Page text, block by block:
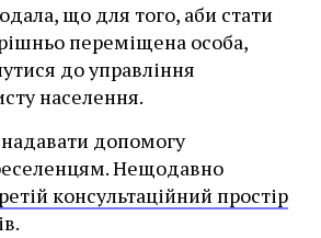
що для того, аби стати
переміщена особа,
до управління
населення.
допомогу
Нещодавно
консультаційний простір